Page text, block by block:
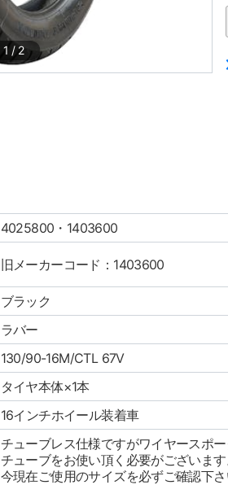
1 / 2
4025800・1403600
旧メーカーコード：1403600
ブラック
ラバー
130/90-16M/CTL 67V
タイヤ本体×1本
16インチホイール装着車
チューブレス仕様ですがワイヤースポー
チューブをお使い頂く必要がございます
今現在ご使用のサイズを必ずご確認下さ